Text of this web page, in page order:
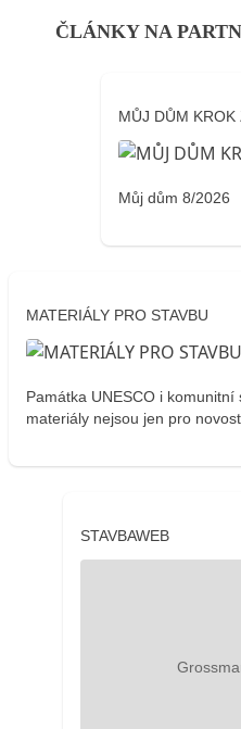
ČLÁNKY NA
MŮJ DŮM KROK
Můj dům 8/2026
MATERIÁLY PRO STAVBU
Památka UNESCO i
materiály nejsou jen pro
STAVBAWEB